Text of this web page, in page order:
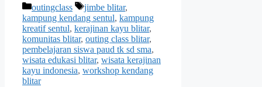
Categories
outingclass Tags
jimbe blitar,
kampung kendang sentul, kampung
kreatif sentul, kerajinan kayu blitar,
komunitas blitar, outing class blitar,
pembelajaran siswa paud tk sd sma,
wisata edukasi blitar, wisata kerajinan
kayu indonesia, workshop kendang
blitar